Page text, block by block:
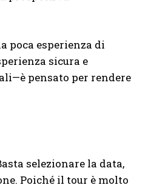
poca esperienza di
sicura e
pensato per rendere
selezionare la data,
Poiché il tour è molto